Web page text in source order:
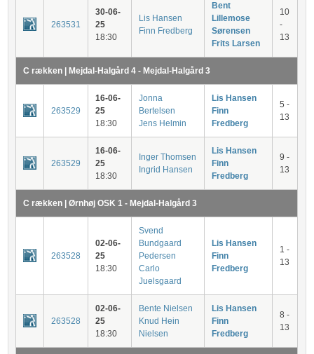
263531
30-06-
25
18:30
Lis Hansen
Finn Fredberg
Bent
Lillemose
Sørensen
Frits Larsen
10
-
13
C rækken | Mejdal-Halgård 4 - Mejdal-Halgård 3
263529
16-06-
25
18:30
Jonna
Bertelsen
Jens Helmin
Lis Hansen
Finn
Fredberg
5 -
13
263529
16-06-
25
18:30
Inger Thomsen
Ingrid Hansen
Lis Hansen
Finn
Fredberg
9 -
13
C rækken | Ørnhøj OSK 1 - Mejdal-Halgård 3
263528
02-06-
25
18:30
Svend
Bundgaard
Pedersen
Carlo
Juelsgaard
Lis Hansen
Finn
Fredberg
1 -
13
263528
02-06-
25
18:30
Bente Nielsen
Knud Hein
Nielsen
Lis Hansen
Finn
Fredberg
8 -
13